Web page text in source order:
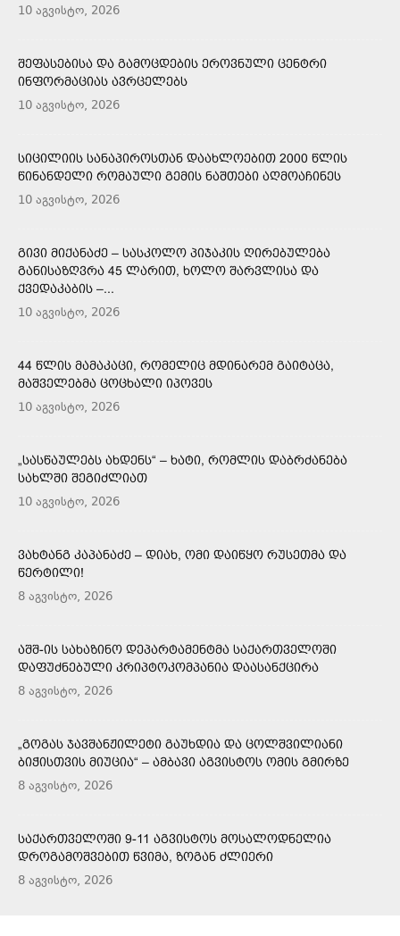
10 აგვისტო, 2026
ᲨᲔᲤᲐᲡᲔᲑᲘᲡᲐ ᲓᲐ ᲒᲐᲛᲝᲪᲓᲔᲑᲘᲡ ᲔᲠᲝᲕᲜᲣᲚᲘ ᲪᲔᲜᲢᲠᲘ
ᲘᲜᲤᲝᲠᲛᲐᲪᲘᲐᲡ ᲐᲕᲠᲪᲔᲚᲔᲑᲡ
10 აგვისტო, 2026
ᲡᲘᲪᲘᲚᲘᲘᲡ ᲡᲐᲜᲐᲞᲘᲠᲝᲡᲗᲐᲜ ᲓᲐᲐᲮᲚᲝᲔᲑᲘᲗ 2000 ᲬᲚᲘᲡ
ᲬᲘᲜᲐᲜᲓᲔᲚᲘ ᲠᲝᲛᲐᲣᲚᲘ ᲒᲔᲛᲘᲡ ᲜᲐᲨᲗᲔᲑᲘ ᲐᲦᲛᲝᲐᲩᲘᲜᲔᲡ
10 აგვისტო, 2026
ᲒᲘᲕᲘ ᲛᲘᲥᲐᲜᲐᲫᲔ – ᲡᲐᲡᲙᲝᲚᲝ ᲞᲘᲯᲐᲙᲘᲡ ᲦᲘᲠᲔᲑᲣᲚᲔᲑᲐ
ᲒᲐᲜᲘᲡᲐᲖᲦᲕᲠᲐ 45 ᲚᲐᲠᲘᲗ, ᲮᲝᲚᲝ ᲨᲐᲠᲕᲚᲘᲡᲐ ᲓᲐ
ᲥᲕᲔᲓᲐᲙᲐᲑᲘᲡ –...
10 აგვისტო, 2026
44 ᲬᲚᲘᲡ ᲛᲐᲛᲐᲙᲐᲪᲘ, ᲠᲝᲛᲔᲚᲘᲪ ᲛᲓᲘᲜᲐᲠᲔᲛ ᲒᲐᲘᲢᲐᲪᲐ,
ᲛᲐᲨᲕᲔᲚᲔᲑᲛᲐ ᲪᲝᲪᲮᲐᲚᲘ ᲘᲞᲝᲕᲔᲡ
10 აგვისტო, 2026
„ᲡᲐᲡᲬᲐᲣᲚᲔᲑᲡ ᲐᲮᲓᲔᲜᲡ“ – ᲮᲐᲢᲘ, ᲠᲝᲛᲚᲘᲡ ᲓᲐᲑᲠᲫᲐᲜᲔᲑᲐ
ᲡᲐᲮᲚᲨᲘ ᲨᲔᲒᲘᲫᲚᲘᲐᲗ
10 აგვისტო, 2026
ᲕᲐᲮᲢᲐᲜᲒ ᲙᲐᲞᲐᲜᲐᲫᲔ – ᲓᲘᲐᲮ, ᲝᲛᲘ ᲓᲐᲘᲬᲧᲝ ᲠᲣᲡᲔᲗᲛᲐ ᲓᲐ
ᲬᲔᲠᲢᲘᲚᲘ!
8 აგვისტო, 2026
ᲐᲨᲨ-ᲘᲡ ᲡᲐᲮᲐᲖᲘᲜᲝ ᲓᲔᲞᲐᲠᲢᲐᲛᲔᲜᲢᲛᲐ ᲡᲐᲥᲐᲠᲗᲕᲔᲚᲝᲨᲘ
ᲓᲐᲤᲣᲫᲜᲔᲑᲣᲚᲘ ᲙᲠᲘᲞᲢᲝᲙᲝᲛᲞᲐᲜᲘᲐ ᲓᲐᲐᲡᲐᲜᲥᲪᲘᲠᲐ
8 აგვისტო, 2026
„ᲒᲝᲒᲐᲡ ᲯᲐᲕᲨᲐᲜᲟᲘᲚᲔᲢᲘ ᲒᲐᲣᲮᲓᲘᲐ ᲓᲐ ᲪᲝᲚᲨᲕᲘᲚᲘᲐᲜᲘ
ᲑᲘᲭᲘᲡᲗᲕᲘᲡ ᲛᲘᲣᲪᲘᲐ“ – ᲐᲛᲑᲐᲕᲘ ᲐᲒᲕᲘᲡᲢᲝᲡ ᲝᲛᲘᲡ ᲒᲛᲘᲠᲖᲔ
8 აგვისტო, 2026
ᲡᲐᲥᲐᲠᲗᲕᲔᲚᲝᲨᲘ 9-11 ᲐᲒᲕᲘᲡᲢᲝᲡ ᲛᲝᲡᲐᲚᲝᲓᲜᲔᲚᲘᲐ
ᲓᲠᲝᲒᲐᲛᲝᲨᲕᲔᲑᲘᲗ ᲬᲕᲘᲛᲐ, ᲖᲝᲒᲐᲜ ᲫᲚᲘᲔᲠᲘ
8 აგვისტო, 2026